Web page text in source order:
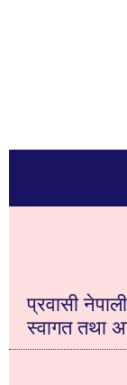
प्रवासी
स्वागत तथा